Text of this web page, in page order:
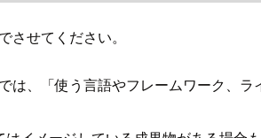
させてください。
は、「使う言語やフレームワーク、